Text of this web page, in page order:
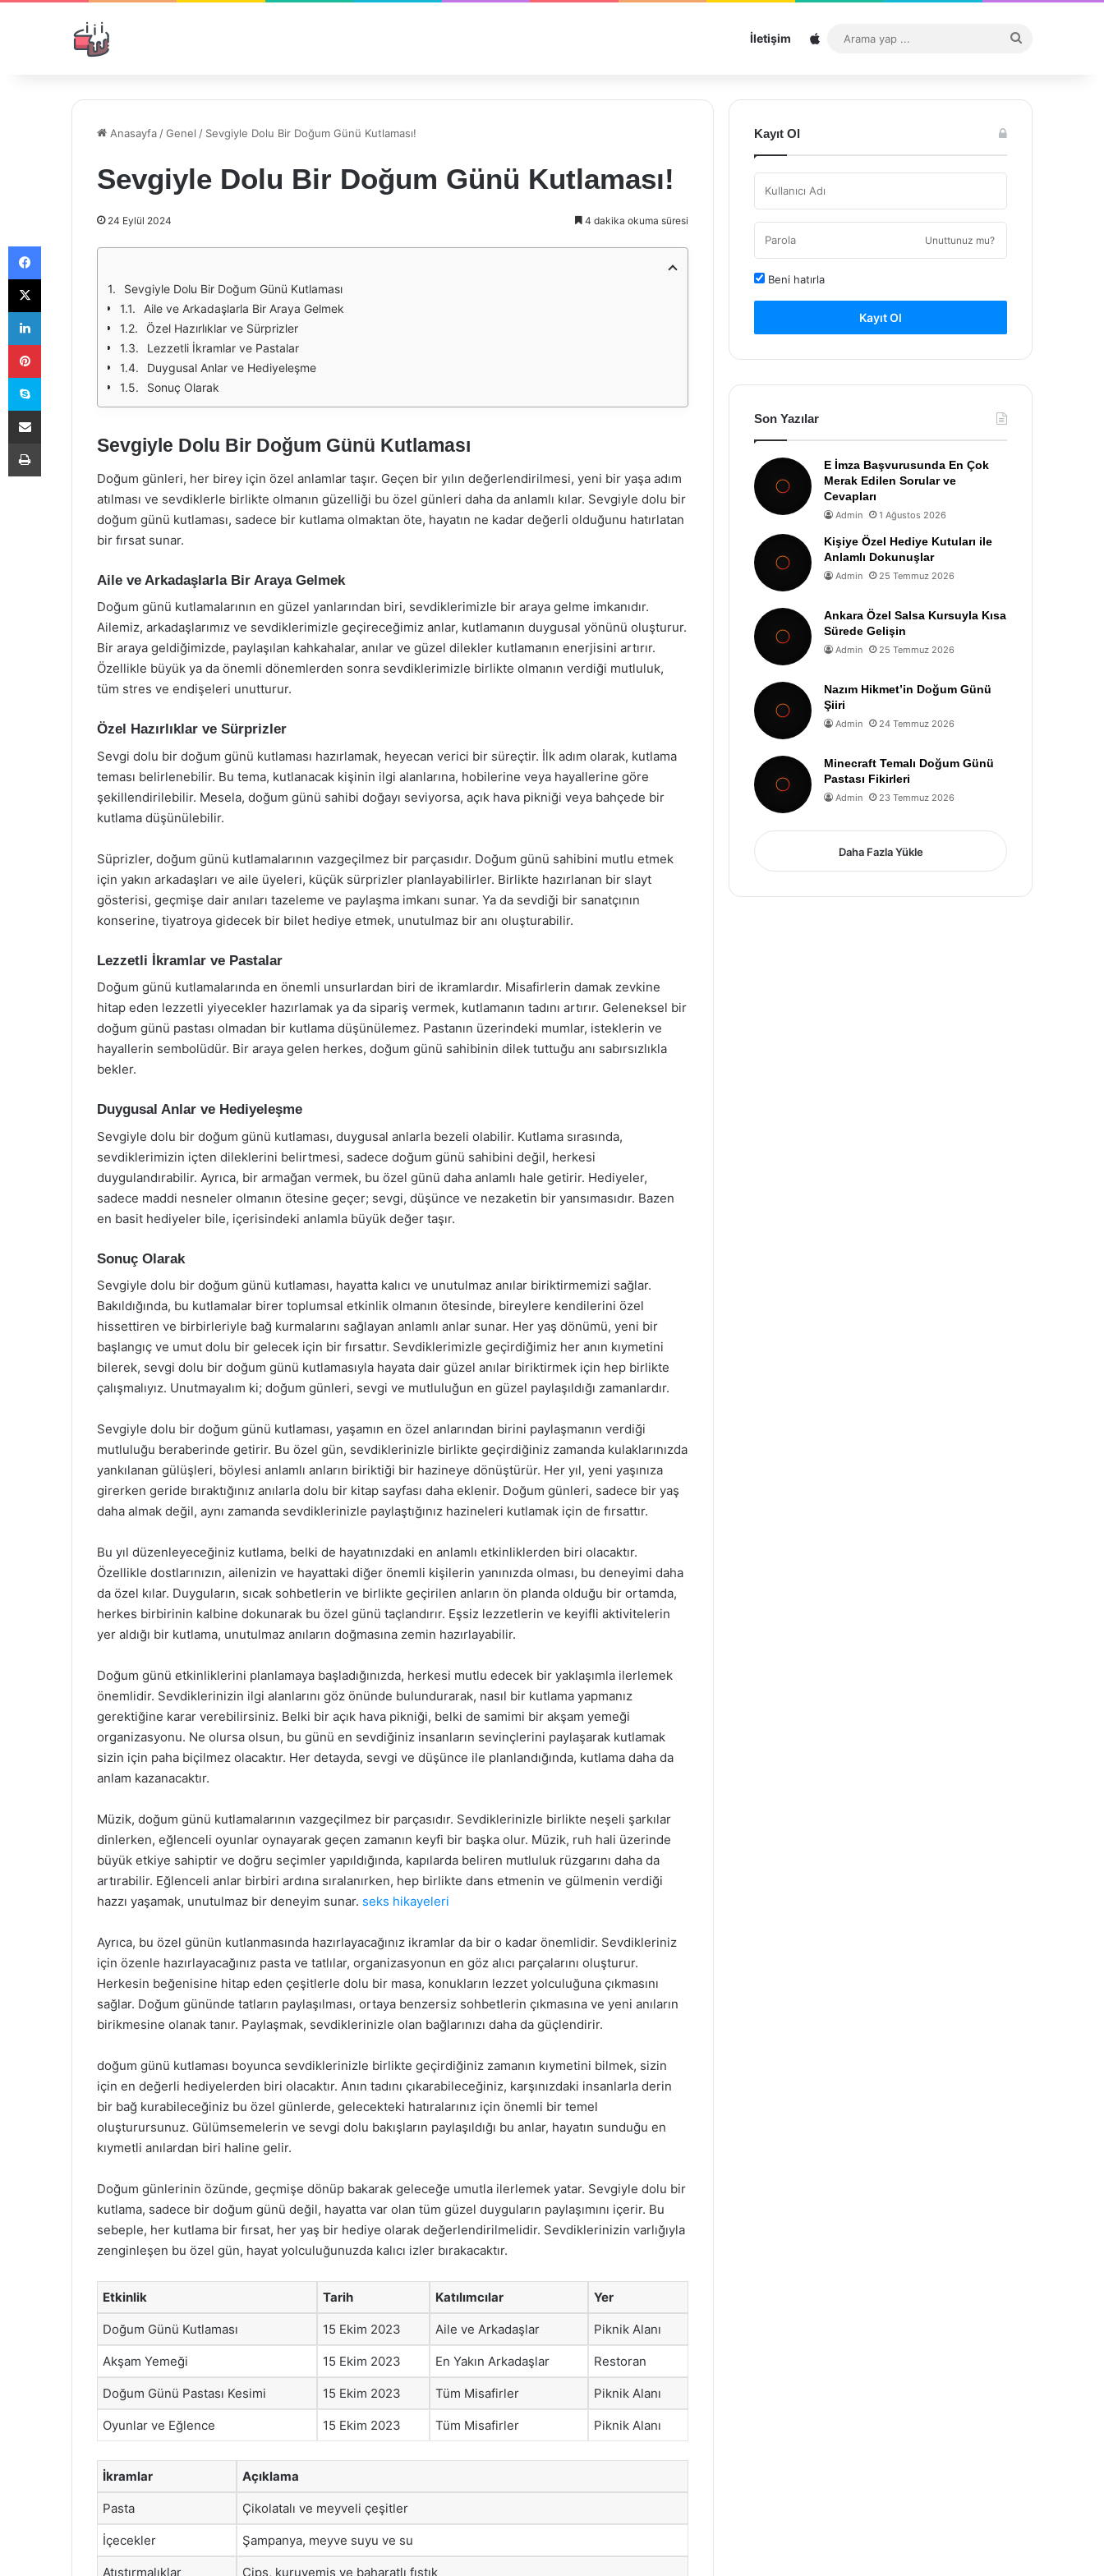
İletişim Sitemap
...
Anasayfa /Genel / Sevgiyle Dolu Bir Doğum Günü Kutlaması!
Sevgiyle Dolu Bir Doğum Günü Kutlaması!
24 Eylül 2024 4 dakika okuma süresi
Sevgiyle Dolu Bir Doğum Günü Kutlaması
Aile ve Arkadaşlarla Bir Araya Gelmek
Özel Hazırlıklar ve Sürprizler
Lezzetli İkramlar ve Pastalar
Duygusal Anlar ve Hediyeleşme
Sonuç Olarak
Sevgiyle Dolu Bir Doğum Günü Kutlaması
Doğum günleri, her birey için özel anlamlar taşır. Geçen bir yılın değerlendirilmesi, yeni bir yaşa adım
atılması ve sevdiklerle birlikte olmanın güzelliği bu özel günleri daha da anlamlı kılar. Sevgiyle dolu bir
doğum günü kutlaması, sadece bir kutlama olmaktan öte, hayatın ne kadar değerli olduğunu hatırlatan
bir fırsat sunar.
Aile ve Arkadaşlarla Bir Araya Gelmek
Doğum günü kutlamalarının en güzel yanlarından biri, sevdiklerimizle bir araya gelme imkanıdır.
Ailemiz, arkadaşlarımız ve sevdiklerimizle geçireceğimiz anlar, kutlamanın duygusal yönünü oluşturur.
Bir araya geldiğimizde, paylaşılan kahkahalar, anılar ve güzel dilekler kutlamanın enerjisini artırır.
Özellikle büyük ya da önemli dönemlerden sonra sevdiklerimizle birlikte olmanın verdiği mutluluk,
tüm stres ve endişeleri unutturur.
Özel Hazırlıklar ve Sürprizler
Sevgi dolu bir doğum günü kutlaması hazırlamak, heyecan verici bir süreçtir. İlk adım olarak, kutlama
teması belirlenebilir. Bu tema, kutlanacak kişinin ilgi alanlarına, hobilerine veya hayallerine göre
şekillendirilebilir. Mesela, doğum günü sahibi doğayı seviyorsa, açık hava pikniği veya bahçede bir
kutlama düşünülebilir.
Süprizler, doğum günü kutlamalarının vazgeçilmez bir parçasıdır. Doğum günü sahibini mutlu etmek
için yakın arkadaşları ve aile üyeleri, küçük sürprizler planlayabilirler. Birlikte hazırlanan bir slayt
gösterisi, geçmişe dair anıları tazeleme ve paylaşma imkanı sunar. Ya da sevdiği bir sanatçının
konserine, tiyatroya gidecek bir bilet hediye etmek, unutulmaz bir anı oluşturabilir.
Lezzetli İkramlar ve Pastalar
Doğum günü kutlamalarında en önemli unsurlardan biri de ikramlardır. Misafirlerin damak zevkine
hitap eden lezzetli yiyecekler hazırlamak ya da sipariş vermek, kutlamanın tadını artırır. Geleneksel bir
doğum günü pastası olmadan bir kutlama düşünülemez. Pastanın üzerindeki mumlar, isteklerin ve
hayallerin sembolüdür. Bir araya gelen herkes, doğum günü sahibinin dilek tuttuğu anı sabırsızlıkla
bekler.
Duygusal Anlar ve Hediyeleşme
Sevgiyle dolu bir doğum günü kutlaması, duygusal anlarla bezeli olabilir. Kutlama sırasında,
sevdiklerimizin içten dileklerini belirtmesi, sadece doğum günü sahibini değil, herkesi
duygulandırabilir. Ayrıca, bir armağan vermek, bu özel günü daha anlamlı hale getirir. Hediyeler,
sadece maddi nesneler olmanın ötesine geçer; sevgi, düşünce ve nezaketin bir yansımasıdır. Bazen
en basit hediyeler bile, içerisindeki anlamla büyük değer taşır.
Sonuç Olarak
Sevgiyle dolu bir doğum günü kutlaması, hayatta kalıcı ve unutulmaz anılar biriktirmemizi sağlar.
Bakıldığında, bu kutlamalar birer toplumsal etkinlik olmanın ötesinde, bireylere kendilerini özel
hissettiren ve birbirleriyle bağ kurmalarını sağlayan anlamlı anlar sunar. Her yaş dönümü, yeni bir
başlangıç ve umut dolu bir gelecek için bir fırsattır. Sevdiklerimizle geçirdiğimiz her anın kıymetini
bilerek, sevgi dolu bir doğum günü kutlamasıyla hayata dair güzel anılar biriktirmek için hep birlikte
çalışmalıyız. Unutmayalım ki; doğum günleri, sevgi ve mutluluğun en güzel paylaşıldığı zamanlardır.
Sevgiyle dolu bir doğum günü kutlaması, yaşamın en özel anlarından birini paylaşmanın verdiği
mutluluğu beraberinde getirir. Bu özel gün, sevdiklerinizle birlikte geçirdiğiniz zamanda kulaklarınızda
yankılanan gülüşleri, böylesi anlamlı anların biriktiği bir hazineye dönüştürür. Her yıl, yeni yaşınıza
girerken geride bıraktığınız anılarla dolu bir kitap sayfası daha eklenir. Doğum günleri, sadece bir yaş
daha almak değil, aynı zamanda sevdiklerinizle paylaştığınız hazineleri kutlamak için de fırsattır.
Bu yıl düzenleyeceğiniz kutlama, belki de hayatınızdaki en anlamlı etkinliklerden biri olacaktır.
Özellikle dostlarınızın, ailenizin ve hayattaki diğer önemli kişilerin yanınızda olması, bu deneyimi daha
da özel kılar. Duyguların, sıcak sohbetlerin ve birlikte geçirilen anların ön planda olduğu bir ortamda,
herkes birbirinin kalbine dokunarak bu özel günü taçlandırır. Eşsiz lezzetlerin ve keyifli aktivitelerin
yer aldığı bir kutlama, unutulmaz anıların doğmasına zemin hazırlayabilir.
Doğum günü etkinliklerini planlamaya başladığınızda, herkesi mutlu edecek bir yaklaşımla ilerlemek
önemlidir. Sevdiklerinizin ilgi alanlarını göz önünde bulundurarak, nasıl bir kutlama yapmanız
gerektiğine karar verebilirsiniz. Belki bir açık hava pikniği, belki de samimi bir akşam yemeği
organizasyonu. Ne olursa olsun, bu günü en sevdiğiniz insanların sevinçlerini paylaşarak kutlamak
sizin için paha biçilmez olacaktır. Her detayda, sevgi ve düşünce ile planlandığında, kutlama daha da
anlam kazanacaktır.
Müzik, doğum günü kutlamalarının vazgeçilmez bir parçasıdır. Sevdiklerinizle birlikte neşeli şarkılar
dinlerken, eğlenceli oyunlar oynayarak geçen zamanın keyfi bir başka olur. Müzik, ruh hali üzerinde
büyük etkiye sahiptir ve doğru seçimler yapıldığında, kapılarda beliren mutluluk rüzgarını daha da
artırabilir. Eğlenceli anlar birbiri ardına sıralanırken, hep birlikte dans etmenin ve gülmenin verdiği
hazzı yaşamak, unutulmaz bir deneyim sunar. seks hikayeleri
Ayrıca, bu özel günün kutlanmasında hazırlayacağınız ikramlar da bir o kadar önemlidir. Sevdikleriniz
için özenle hazırlayacağınız pasta ve tatlılar, organizasyonun en göz alıcı parçalarını oluşturur.
Herkesin beğenisine hitap eden çeşitlerle dolu bir masa, konukların lezzet yolculuğuna çıkmasını
sağlar. Doğum gününde tatların paylaşılması, ortaya benzersiz sohbetlerin çıkmasına ve yeni anıların
birikmesine olanak tanır. Paylaşmak, sevdiklerinizle olan bağlarınızı daha da güçlendirir.
doğum günü kutlaması boyunca sevdiklerinizle birlikte geçirdiğiniz zamanın kıymetini bilmek, sizin
için en değerli hediyelerden biri olacaktır. Anın tadını çıkarabileceğiniz, karşınızdaki insanlarla derin
bir bağ kurabileceğiniz bu özel günlerde, gelecekteki hatıralarınız için önemli bir temel
oluşturursunuz. Gülümsemelerin ve sevgi dolu bakışların paylaşıldığı bu anlar, hayatın sunduğu en
kıymetli anılardan biri haline gelir.
Doğum günlerinin özünde, geçmişe dönüp bakarak geleceğe umutla ilerlemek yatar. Sevgiyle dolu bir
kutlama, sadece bir doğum günü değil, hayatta var olan tüm güzel duyguların paylaşımını içerir. Bu
sebeple, her kutlama bir fırsat, her yaş bir hediye olarak değerlendirilmelidir. Sevdiklerinizin varlığıyla
zenginleşen bu özel gün, hayat yolculuğunuzda kalıcı izler bırakacaktır.
Etkinlik Tarih Katılımcılar Yer
Doğum Günü Kutlaması 15 Ekim 2023 Aile ve Arkadaşlar Piknik Alanı
Akşam Yemeği 15 Ekim 2023 En Yakın Arkadaşlar Restoran
Doğum Günü Pastası Kesimi 15 Ekim 2023 Tüm Misafirler Piknik Alanı
Oyunlar ve Eğlence 15 Ekim 2023 Tüm Misafirler Piknik Alanı
İkramlar Açıklama
Pasta Çikolatalı ve meyveli çeşitler
İçecekler Şampanya, meyve suyu ve su
Atıştırmalıklar Cips, kuruyemiş ve baharatlı fıstık
Kayıt Ol
Unuttunuz mu?
Beni hatırla
Kayıt Ol
Son Yazılar
E İmza Başvurusunda En Çok
Merak Edilen Sorular ve
Cevapları
Admin 1 Ağustos 2026
Kişiye Özel Hediye Kutuları ile
Anlamlı Dokunuşlar
Admin 25 Temmuz 2026
Ankara Özel Salsa Kursuyla Kısa
Sürede Gelişin
Admin 25 Temmuz 2026
Nazım Hikmet’in Doğum Günü
Şiiri
Admin 24 Temmuz 2026
Minecraft Temalı Doğum Günü
Pastası Fikirleri
Admin 23 Temmuz 2026
Daha Fazla Yükle
Facebook
X
LinkedIn
Pinterest
Skype
E-Posta ile paylaş